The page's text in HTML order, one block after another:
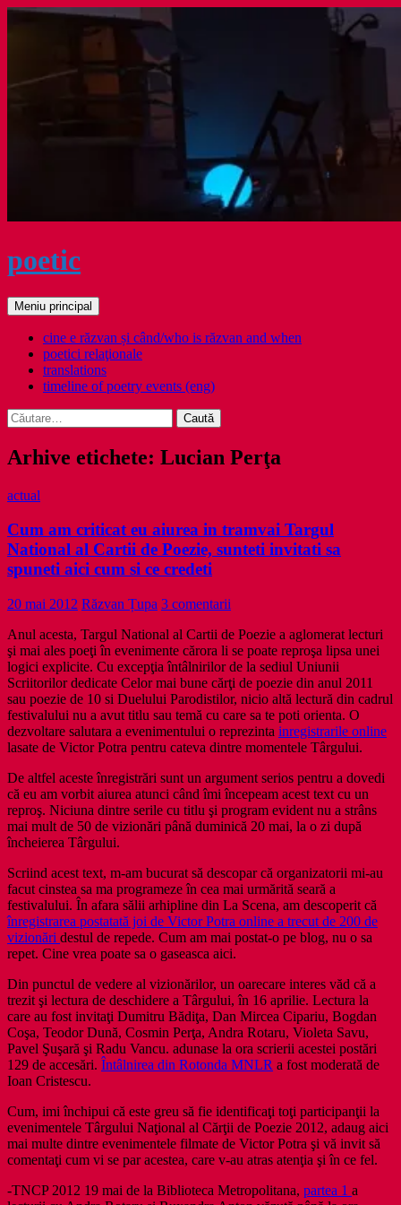
Sari
poetic
Caută
Meniu principal
cine e răzvan și când/who is răzvan and when
poetici relaţionale
translations
timeline of poetry events (eng)
Caută
după:
Arhive etichete: Lucian Perţa
actual
Cum am criticat eu aiurea in tramvai Targul
National al Cartii de Poezie, sunteti invitati sa
spuneti aici cum si ce credeti
20 mai 2012 Răzvan Țupa 3 comentarii
Anul acesta, Targul National al Cartii de Poezie a aglomerat lecturi
şi mai ales poeţi în evenimente cărora li se poate reproşa lipsa unei
logici explicite. Cu excepţia întâlnirilor de la sediul Uniunii
Scriitorilor dedicate Celor mai bune cărţi de poezie din anul 2011
sau poezie de 10 si Duelului Parodistilor, nicio altă lectură din cadrul
festivalului nu a avut titlu sau temă cu care sa te poti orienta. O
dezvoltare salutara a evenimentului o reprezinta inregistrarile online
lasate de Victor Potra pentru cateva dintre momentele Târgului.
De altfel aceste înregistrări sunt un argument serios pentru a dovedi
că eu am vorbit aiurea atunci când îmi începeam acest text cu un
reproş. Niciuna dintre serile cu titlu şi program evident nu a strâns
mai mult de 50 de vizionări până duminică 20 mai, la o zi după
încheierea Târgului.
Scriind acest text, m-am bucurat să descopar că organizatorii mi-au
facut cinstea sa ma programeze în cea mai urmărită seară a
festivalului. În afara sălii arhipline din La Scena, am descoperit că
înregistrarea postatată joi de Victor Potra online a trecut de 200 de
vizionări destul de repede. Cum am mai postat-o pe blog, nu o sa
repet. Cine vrea poate sa o gaseasca aici.
Din punctul de vedere al vizionărilor, un oarecare interes văd că a
trezit şi lectura de deschidere a Târgului, în 16 aprilie. Lectura la
care au fost invitaţi Dumitru Bădiţa, Dan Mircea Cipariu, Bogdan
Coşa, Teodor Dună, Cosmin Perţa, Andra Rotaru, Violeta Savu,
Pavel Şuşară şi Radu Vancu. adunase la ora scrierii acestei postări
129 de accesări. Întâlnirea din Rotonda MNLR a fost moderată de
Ioan Cristescu.
Cum, imi închipui că este greu să fie identificaţi toţi participanţii la
evenimentele Târgului Naţional al Cărţii de Poezie 2012, adaug aici
mai multe dintre evenimentele filmate de Victor Potra şi vă invit să
comentaţi cum vi se par acestea, care v-au atras atenţia şi în ce fel.
-TNCP 2012 19 mai de la Biblioteca Metropolitana, partea 1 a